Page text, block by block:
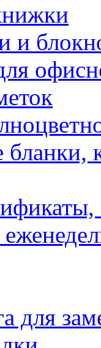
и
бланки,
для